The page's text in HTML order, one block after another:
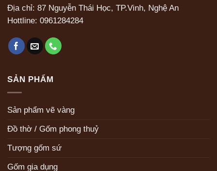
Địa chỉ: 87 Nguyễn Thái Học, TP.Vinh, Nghệ An
Hottline: 0961284284
SẢN PHẨM
Sản phẩm vẽ vàng
Đồ thờ / Gốm phong thuỷ
Tượng gốm sứ
Gốm gia dụng